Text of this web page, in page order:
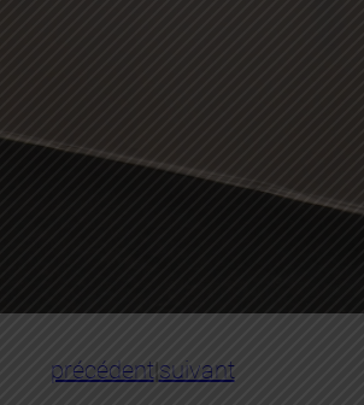
précédent|suivant